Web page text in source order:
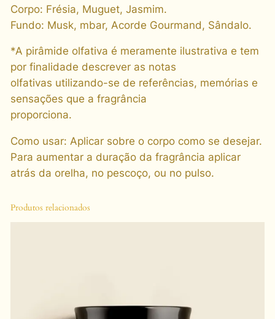
Corpo: Frésia, Muguet, Jasmim.
Fundo: Musk, mbar, Acorde Gourmand, Sândalo.
*A pirâmide olfativa é meramente ilustrativa e tem
por finalidade descrever as notas
olfativas utilizando-se de referências, memórias e
sensações que a fragrância
proporciona.
Como usar: Aplicar sobre o corpo como se desejar.
Para aumentar a duração da fragrância aplicar
atrás da orelha, no pescoço, ou no pulso.
Produtos relacionados